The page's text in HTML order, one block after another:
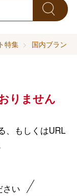
特集 国内ブラン
りません
、もしくはURL
さい